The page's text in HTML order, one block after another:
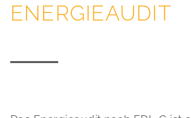
ENERGIEAUDIT